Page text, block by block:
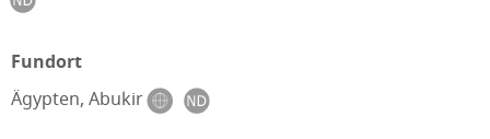
Fundort
Ägypten, Abukir